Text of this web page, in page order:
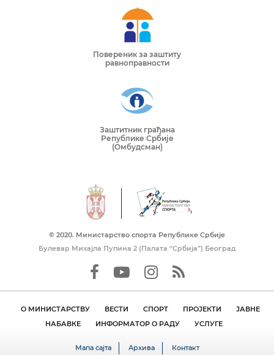
Повереник за заштиту
равноправности
Заштитник грађана
Републике Србије
(Омбудсман)
© 2020. Mинистарство спорта Републике Србије
Булевар Михајла Пупина 2 (Палата “Србија”) Београд
О МИНИСТАРСТВУ ВЕСТИ СПОРТ ПРОЈЕКТИ
ЈАВНЕ
НАБАВКЕ
ИНФОРМАТОР О РАДУ УСЛУГЕ
Мапа сајта Архива Контакт